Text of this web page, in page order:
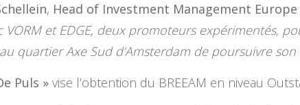
, Head of Investment Management
VORM et EDGE, deux promoteurs expérimentés,
quartier Axe Sud d’Amsterdam de poursuivre
Puls » vise l’obtention du BREEAM en niveau